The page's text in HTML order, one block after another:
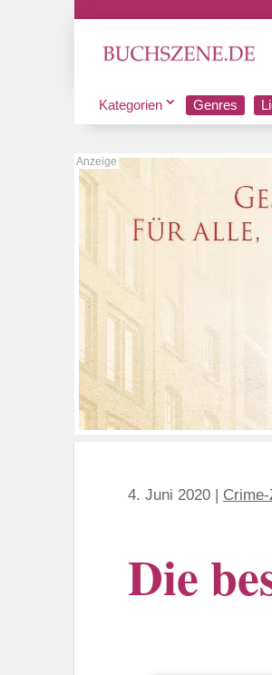
Kategorien Genres
4. Juni 2020 |
Die